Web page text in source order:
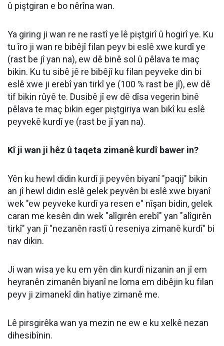
û piştgiran e bo nêrîna wan.
Ya giring ji wan re ne rastî ye lê piştgirî û hogirî ye. Ku
tu îro ji wan re bibêjî filan peyv bi eslê xwe kurdî ye
(rast be jî yan na), ew dê binê sol û pêlava te maç
bikin. Ku tu sibê jê re bibêjî ku filan peyveke din bi
eslê xwe ji erebî yan tirkî ye (100 % rast be jî), ew dê
tif bikin rûyê te. Dusibê jî ew dê dîsa vegerin binê
pêlava te maç bikin eger piştgiriya wan bikî ku eslê
peyvekê kurdî ye (rast be jî yan na).
Kî ji wan ji hêz û taqeta zimanê kurdî bawer in?
Yên ku hewl didin kurdî ji peyvên biyanî "paqij" bikin
an jî hewl didin eslê gelek peyvên bi eslê xwe biyanî
wek "ew peyveke kurdî ya resen e" nîşan bidin, gelek
caran me kesên din wek "alîgirên erebî" yan "alîgirên
tirkî" yan jî "nezanên rastî û reseniya zimanê kurdî" bi
nav dikin.
Ji wan wisa ye ku em yên din kurdî nizanin an jî em
heyranên zimanên biyanî ne loma em dibêjin ku filan
peyv ji zimanekî din hatiye zimanê me.
Lê pirsgirêka wan ya mezin ne ew e ku xelkê nezan
dihesibînin.